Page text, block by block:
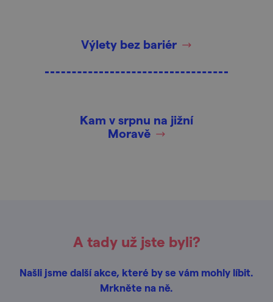
Výlety bez bariér
Kam v srpnu na jižní
Moravě
A tady už jste byli?
Našli jsme další akce, které by se vám mohly líbit.
Mrkněte na ně.